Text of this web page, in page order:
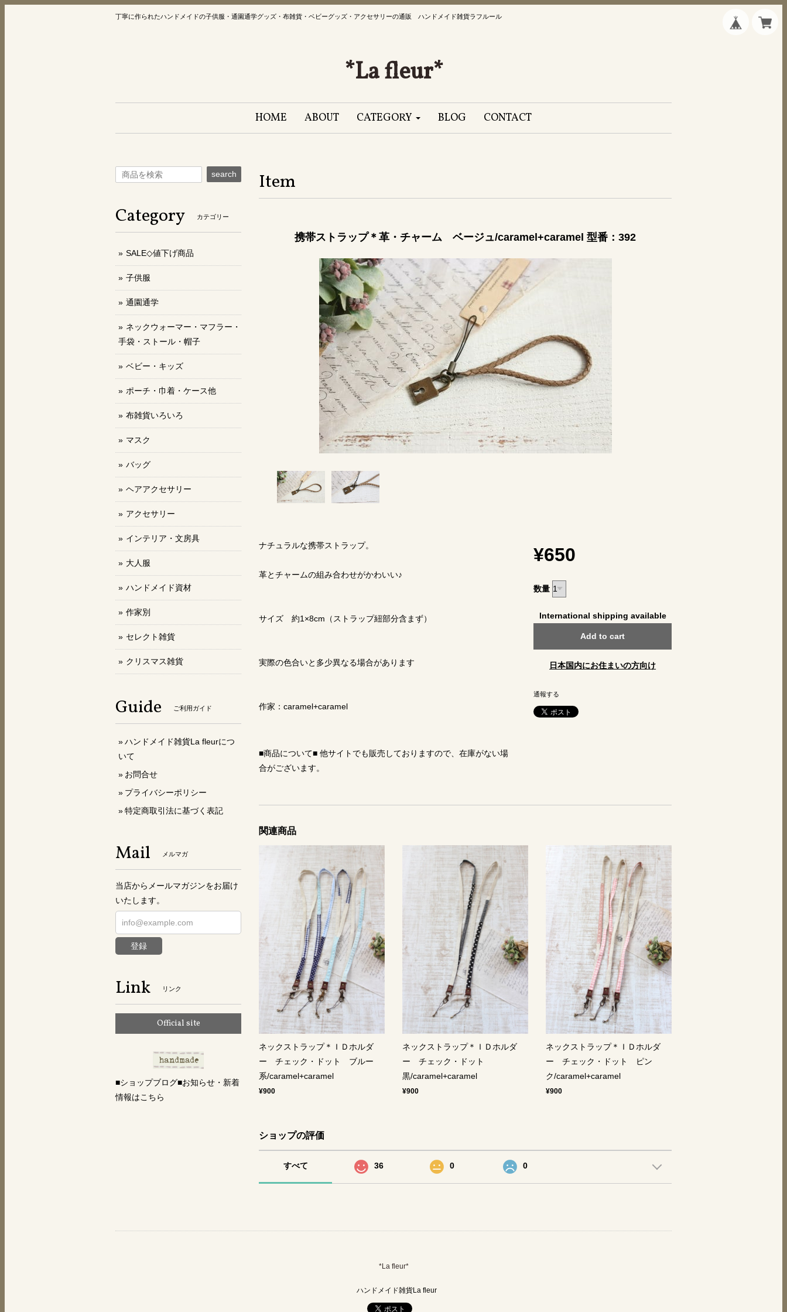
丁寧に作られたハンドメイドの子供服・通園通学グッズ・布雑貨・ベビーグッズ・アクセサリーの通販 ハンドメイド雑貨ラフルール
*La fleur*
HOME ABOUT CATEGORY BLOG CONTACT
Item
携帯ストラップ＊革・チャーム ベージュ/caramel+caramel 型番：392
ナチュラルな携帯ストラップ。
革とチャームの組み合わせがかわいい♪
サイズ 約1×8cm（ストラップ紐部分含まず）
実際の色合いと多少異なる場合があります
作家：caramel+caramel
■商品について■ 他サイトでも販売しておりますので、在庫がない場
合がございます。
¥650
数量
International shipping available
Add to cart
日本国内にお住まいの方向け
通報する
関連商品
ネックストラップ＊ＩＤホルダ
ー チェック・ドット ブルー
系/caramel+caramel
¥900
ネックストラップ＊ＩＤホルダ
ー チェック・ドット
黒/caramel+caramel
¥900
ネックストラップ＊ＩＤホルダ
ー チェック・ドット ピン
ク/caramel+caramel
¥900
ショップの評価
すべて 36 0 0
search
Category カテゴリー
SALE◇値下げ商品
子供服
通園通学
ネックウォーマー・マフラー・
手袋・ストール・帽子
ベビー・キッズ
ポーチ・巾着・ケース他
布雑貨いろいろ
マスク
バッグ
ヘアアクセサリー
アクセサリー
インテリア・文房具
大人服
ハンドメイド資材
作家別
セレクト雑貨
クリスマス雑貨
Guide ご利用ガイド
ハンドメイド雑貨La fleurにつ
いて
お問合せ
プライバシーポリシー
特定商取引法に基づく表記
Mail メルマガ
当店からメールマガジンをお届け
いたします。
登録
Link リンク
Official site
■ショップブログ■お知らせ・新着
情報はこちら
*La fleur*
ハンドメイド雑貨La fleur